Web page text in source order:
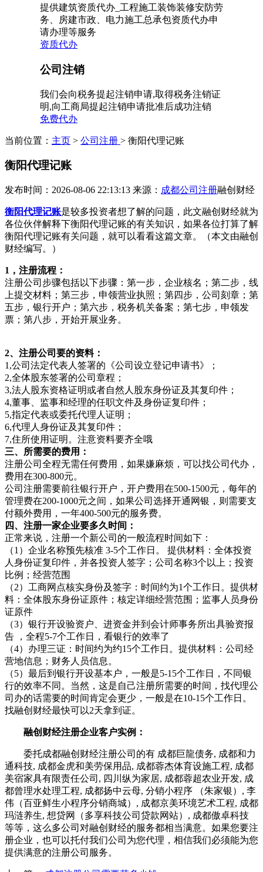
提供建筑资质代办_工程施工装饰装修安防劳
务、房建市政、电力施工总承包资质代办申
请办理等服务
资质代办
公司注销
我们会向税务提起注销申请,取得税务注销证
明,向工商局提起注销申请批准后成功注销
免费代办
当前位置： 主页 > 公司注册 > 衡阳代理记账
衡阳代理记账
发布时间：2026-08-06 22:13:13 来源： 成都公司注册融创财经
衡阳代理记账是较多投资者想了解的问题，此文融创财经就为
各位伙伴解释下衡阳代理记账的有关知识，如果各位打算了解
衡阳代理记账有关问题，就可以看看这篇文章。（本文由融创
财经编写。）
1，注册流程：
注册公司步骤包括以下步骤：第一步，企业核名；第二步，线
上提交材料；第三步，申领营业执照；第四步，公司刻章；第
五步，银行开户；第六步，税务机关备案；第七步，申领发
票；第八步，开始开展业务。
2、注册公司要的资料：
1,公司法定代表人签署的《公司设立登记申请书》；
2,全体股东签署的公司章程；
3,法人股东资格证明或者自然人股东身份证及其复印件；
4,董事、监事和经理的任职文件及身份证复印件；
5,指定代表或委托代理人证明；
6,代理人身份证及其复印件；
7,住所使用证明。注意资料要齐全哦
三、所需要的费用：
注册公司全程无需任何费用，如果嫌麻烦，可以找公司代办，
费用在300-800元。
公司注册需要前往银行开户，开户费用在500-1500元，每年的
管理费在200-1000元之间，如果公司选择开通网银，则需要支
付额外费用，一年400-500元的服务费。
四、注册一家企业要多久时间：
正常来说，注册一个新公司的一般流程时间如下：
（1）企业名称预先核准 3-5个工作日。 提供材料：全体投资
人身份证复印件，并各投资人签字；公司名称3个以上；投资
比例；经营范围
（2）工商网点核实身份及签字：时间约为1个工作日。提供材
料：全体股东身份证原件；核定详细经营范围；监事人员身份
证原件
（3）银行开设验资户、进资金并到会计师事务所出具验资报
告 ，全程5-7个工作日，看银行的效率了
（4）办理三证：时间约为约15个工作日。提供材料：公司经
营地信息；财务人员信息。
（5）最后到银行开设基本户，一般是5-15个工作日，不同银
行的效率不同。当然，这是自己注册所需要的时间，找代理公
司办的话需要的时间肯定会更少，一般是在10-15个工作日。
找融创财经最快可以2天拿到证。
融创财经注册企业客户实例：
委托成都融创财经注册公司的有 成都巨龍债务, 成都和力
通科技, 成都金虎和美劳保用品, 成都蓉杰体育设施工程, 成都
美宿家具有限责任公司, 四川纵为家居, 成都蓉超农业开发, 成
都曾理水处理工程, 成都扬中云母, 分销小程序 （朱家银）, 李
伟（百亚鲜生小程序分销商城）, 成都京美环境艺术工程, 成都
玛涟养生, 想贷网（多享科技公司贷款网站）, 成都傲卓科技
等等，这么多公司对融创财经的服务都相当满意。如果您要注
册企业，也可以托付我们公司为您代理，相信我们必须能为您
提供满意的注册公司服务。